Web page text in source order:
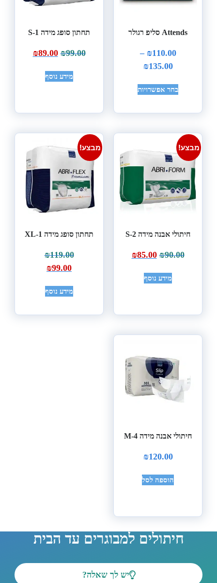
Attends סליפ רגולר
₪110.00
–
₪135.00
בחר אפשרויות
תחתון סופג מידה S-1
₪99.00
₪89.00
מידע נוסף
מבצע!
חיתולי אבנה מידה S-2
₪90.00
₪85.00
מידע נוסף
מבצע!
תחתון סופג מידה XL-1
₪119.00
₪99.00
מידע נוסף
חיתולי אבנה מידה M-4
₪120.00
הוספה לסל
חיתולים למבוגרים עד הבית
יש לך שאלה?